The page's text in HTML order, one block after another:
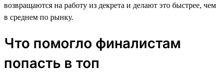
возвращаются на работу из декрета и делают это быстрее, чем
в среднем по рынку.
Что помогло финалистам
попасть в топ